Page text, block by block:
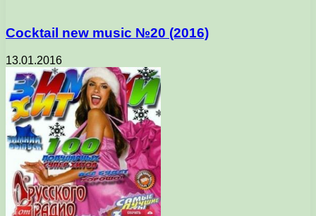
Cocktail new music №20 (2016)
13.01.2016